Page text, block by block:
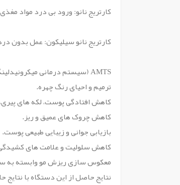
کارتریج نانو: ورود بی درد مواد
کارتریج نانو سیلیکون: عمل بدون
AMTS (سیستم درمانی میکرونیدلینگ اتوماتیک) به موارد زیر کمک می کند:
ترمیم و احیای رنگ چهره.
کاهش افتادگی پوست، لکه های
کاهش چروک های عمیق و ریز.
بازیابی جوانی و زیبایی طبیعی پوست.
کاهش سلولیت و علامت های
معکوس سازی ریزش مو وابسته به
نتایج حاصل از این دستگاه با